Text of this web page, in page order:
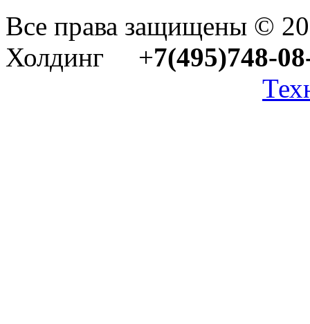
Все права защищены ©
Холдинг +7(495)748-